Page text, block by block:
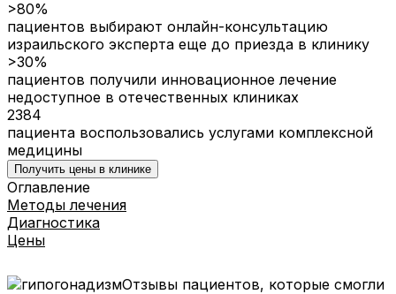
>80%
пациентов выбирают онлайн-консультацию
израильского эксперта еще до приезда в клинику
>30%
пациентов получили инновационное лечение
недоступное в отечественных клиниках
2384
пациента воспользовались услугами комплексной
медицины
Получить цены в клинике
Оглавление
Методы лечения
Диагностика
Цены
Отзывы пациентов, которые смогли